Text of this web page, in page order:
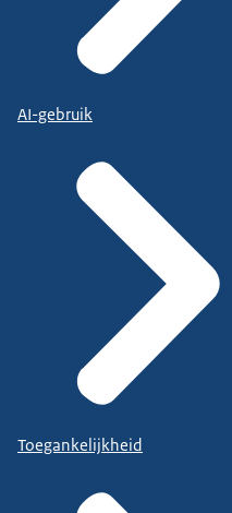
AI-gebruik
Toegankelijkheid